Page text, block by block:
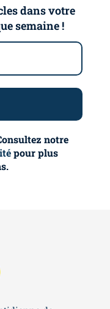
dans votre
semaine !
notre
pour plus